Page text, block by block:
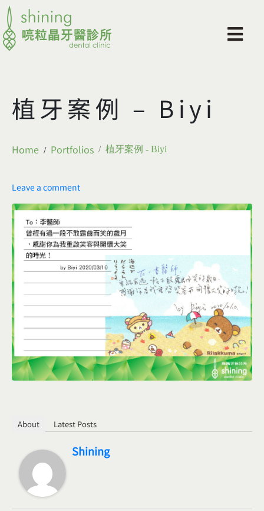
植牙案例 – Biyi
Home Portfolios 植牙案例 - Biyi
Leave a comment
About Latest Posts
Shining